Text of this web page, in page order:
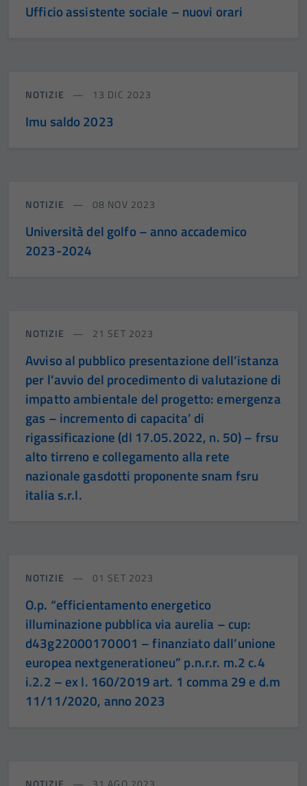
Ufficio assistente sociale – nuovi orari
NOTIZIE 13 DIC 2023
Imu saldo 2023
NOTIZIE 08 NOV 2023
Università del golfo – anno accademico
2023-2024
NOTIZIE 21 SET 2023
Avviso al pubblico presentazione dell’istanza
per l’avvio del procedimento di valutazione di
impatto ambientale del progetto: emergenza
gas – incremento di capacita’ di
rigassificazione (dl 17.05.2022, n. 50) – frsu
alto tirreno e collegamento alla rete
nazionale gasdotti proponente snam fsru
italia s.r.l.
NOTIZIE 01 SET 2023
O.p. “efficientamento energetico
illuminazione pubblica via aurelia – cup:
d43g22000170001 – finanziato dall’unione
europea nextgenerationeu” p.n.r.r. m.2 c.4
i.2.2 – ex l. 160/2019 art. 1 comma 29 e d.m
11/11/2020, anno 2023